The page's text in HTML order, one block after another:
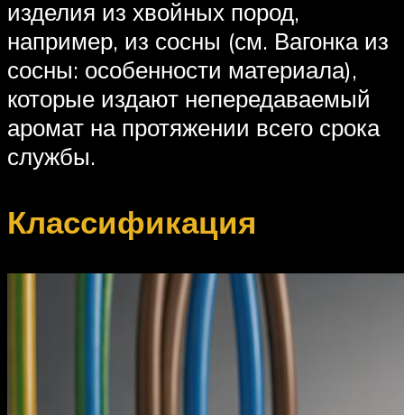
изделия из хвойных пород,
например, из сосны (см. Вагонка из
сосны: особенности материала),
которые издают непередаваемый
аромат на протяжении всего срока
службы.
Классификация